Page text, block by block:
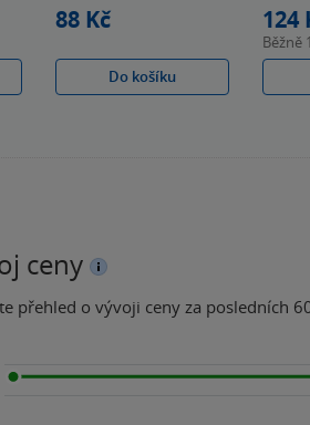
88 Kč
Do košíku
124
Běžně
ceny
přehled o vývoji ceny za posledních